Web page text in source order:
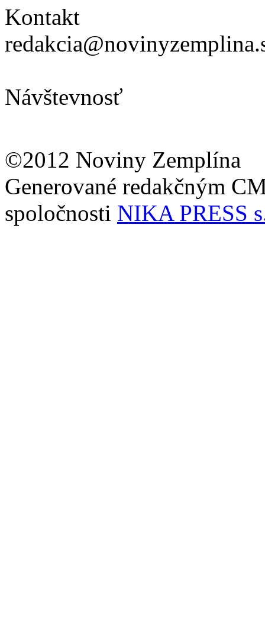
Kontakt
Návštevnosť
©2012 Noviny Zemplína
Generované redakčným
spoločnosti NIKA PRESS